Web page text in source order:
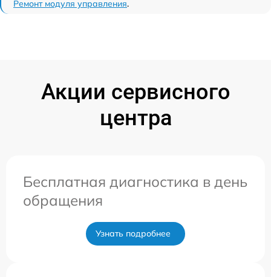
Ремонт модуля управления.
Акции сервисного
центра
Бесплатная диагностика в день
обращения
Узнать подробнее